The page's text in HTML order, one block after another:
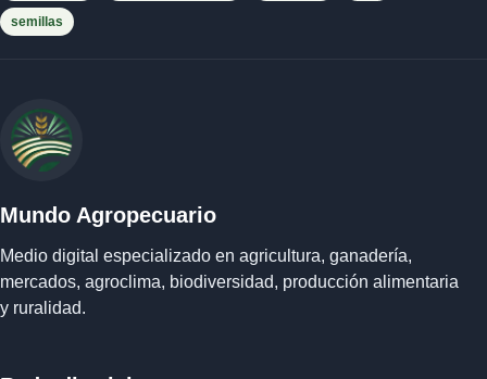
semillas
Mundo Agropecuario
Medio digital especializado en agricultura, ganadería,
mercados, agroclima, biodiversidad, producción alimentaria
y ruralidad.